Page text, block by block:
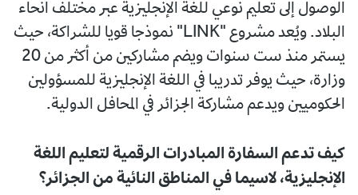
الوصول إلى تعليم نوعي للغة الإنجليزية عبر مختلف أنحاء
البلاد. ويُعد مشروع "LINK" نموذجا قويا للشراكة، حيث
يستمر منذ ست سنوات ويضم مشاركين من أكثر من 20
وزارة، حيث يوفر تدريبا في اللغة الإنجليزية للمسؤولين
الحكوميين ويدعم مشاركة الجزائر في المحافل الدولية.
كيف تدعم السفارة المبادرات الرقمية لتعليم اللغة
الإنجليزية، لاسيما في المناطق النائية من الجزائر؟